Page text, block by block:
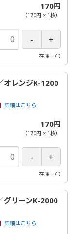
170円
（170円× 1枚）
在庫 〇
オレンジK-1200
詳細はこちら
170円
（170円× 1枚）
在庫 〇
グリーンK-2000
詳細はこちら